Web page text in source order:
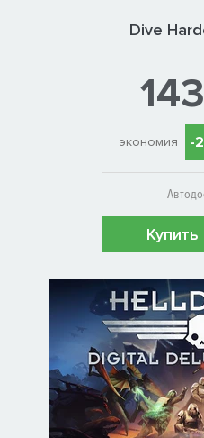
Dive
экономия -
Купить